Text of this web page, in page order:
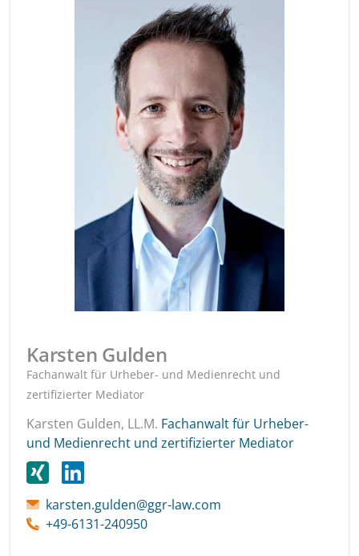
Karsten Gulden
Fachanwalt für Urheber- und Medienrecht und
zertifizierter Mediator
Karsten Gulden, LL.M. Fachanwalt für Urheber-
und Medienrecht und zertifizierter Mediator
karsten.gulden@ggr-law.com
+49-6131-240950